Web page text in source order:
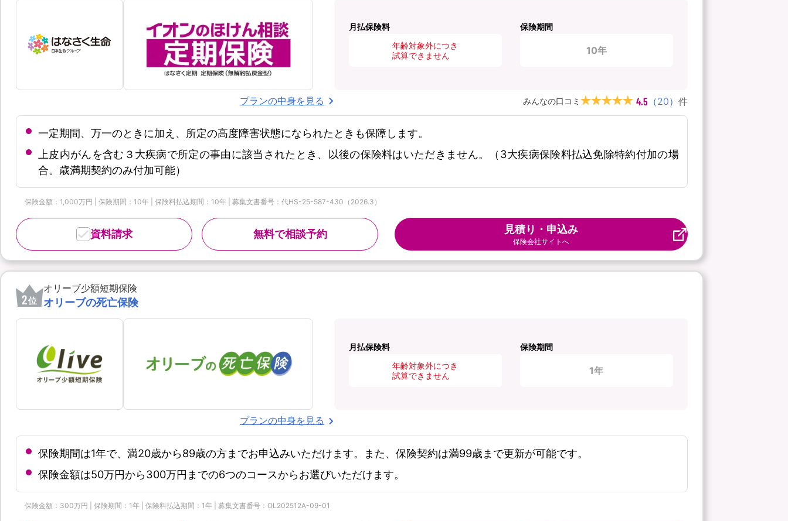
月払保険料
年齢対象外につき
試算できません
保険期間
10年
プランの中身を見る みんなの口コミ 4.5 （20） 件
一定期間、万一のときに加え、所定の高度障害状態になられたときも保障します。
上皮内がんを含む３大疾病で所定の事由に該当されたとき、以後の保険料はいただきません。（3大疾病保険料払込免除特約付加の場
合。歳満期契約のみ付加可能）
保険金額：1,000万円 | 保険期間：10年 | 保険料払込期間：10年 | 募集文書番号：代HS-25-587-430（2026.3）
無料で相談予約
資料請求 見積り・申込み
保険会社サイトへ
2位
オリーブ少額短期保険
オリーブの死亡保険
月払保険料
年齢対象外につき
試算できません
保険期間
1年
プランの中身を見る
保険期間は1年で、満20歳から89歳の方までお申込みいただけます。また、保険契約は満99歳まで更新が可能です。
保険金額は50万円から300万円までの6つのコースからお選びいただけます。
保険金額：300万円 | 保険期間：1年 | 保険料払込期間：1年 | 募集文書番号：OL202512A-09-01